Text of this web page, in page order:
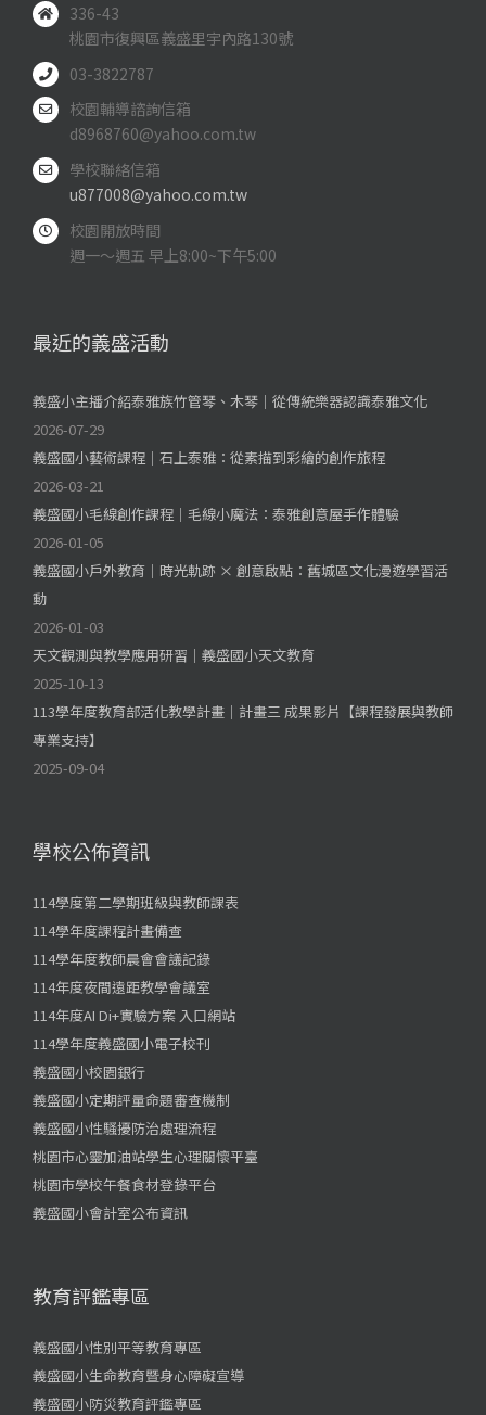
336-43
桃園市復興區義盛里宇內路130號
03-3822787
校園輔導諮詢信箱
d8968760@yahoo.com.tw
學校聯絡信箱
u877008@yahoo.com.tw
校園開放時間
週一～週五 早上8:00~下午5:00
最近的義盛活動
義盛小主播介紹泰雅族竹管琴、木琴｜從傳統樂器認識泰雅文化
2026-07-29
義盛國小藝術課程｜石上泰雅：從素描到彩繪的創作旅程
2026-03-21
義盛國小毛線創作課程｜毛線小魔法：泰雅創意屋手作體驗
2026-01-05
義盛國小戶外教育｜時光軌跡 × 創意啟點：舊城區文化漫遊學習活
動
2026-01-03
天文觀測與教學應用研習｜義盛國小天文教育
2025-10-13
113學年度教育部活化教學計畫｜計畫三 成果影片【課程發展與教師
專業支持】
2025-09-04
學校公佈資訊
114學度第二學期班級與教師課表
114學年度課程計畫備查
114學年度教師晨會會議記錄
114年度夜間遠距教學會議室
114年度AI Di+實驗方案 入口網站
114學年度義盛國小電子校刊
義盛國小校園銀行
義盛國小定期評量命題審查機制
義盛國小性騷擾防治處理流程
桃園市心靈加油站學生心理關懷平臺
桃園市學校午餐食材登錄平台
義盛國小會計室公布資訊
教育評鑑專區
義盛國小性別平等教育專區
義盛國小生命教育暨身心障礙宣導
義盛國小防災教育評鑑專區